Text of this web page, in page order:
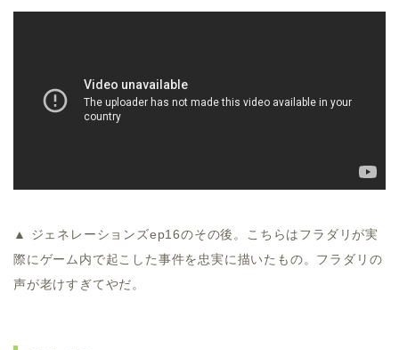
▲ ジェネレーションズep16のその後。こちらはフラダリが実
際にゲーム内で起こした事件を忠実に描いたもの。フラダリの
声が老けすぎてやだ。